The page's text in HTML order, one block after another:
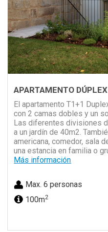
APARTAMENTO
El apartamento T1+1
con 2 camas dobles y un
Las diferentes divisiones
a un jardín de 40m2.
americana, comedor, sala
una estancia en familia o
Más información
Max. 6 personas
100m2